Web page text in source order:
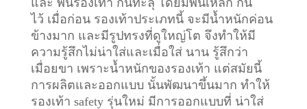
ไว้ เมื่อก่อน รองเท้าประเภทนี้ จะมีน้ำหนักค่อน
ข้างมาก และมีรูปทรงที่ดูใหญ่โต จึงทำให้มี
ความรู้สึกไม่น่าใส่และเมื่อใส่ นาน รู้สึกว่า
เมื่อยขา เพราะน้ำหนักของรองเท้า แต่สมัยนี้
การผลิตและออกแบบ นั้นพัฒนาขึ้นมาก ทำให้
รองเท้า safety รุ่นใหม่ มีการออกแบบที่ น่าใส่